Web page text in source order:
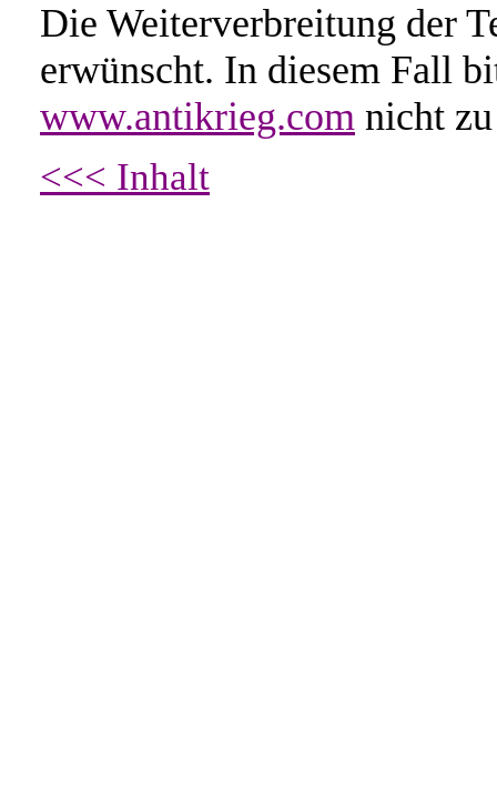
Die Weiterverbreitung der
erwünscht. In diesem Fall
www.antikrieg.com nicht
<<< Inhalt